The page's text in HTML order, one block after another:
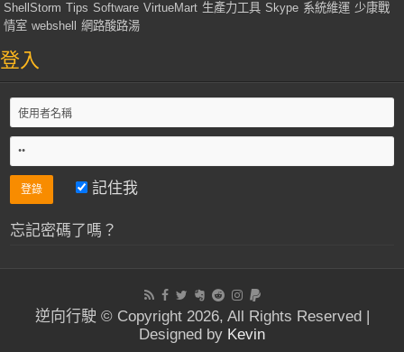
ShellStorm Tips Software VirtueMart 生產力工具 Skype 系統維運 少康戰
情室 webshell 網路酸路湯
登入
記住我
忘記密碼了嗎？
逆向行駛 © Copyright 2026, All Rights Reserved |
Designed by Kevin